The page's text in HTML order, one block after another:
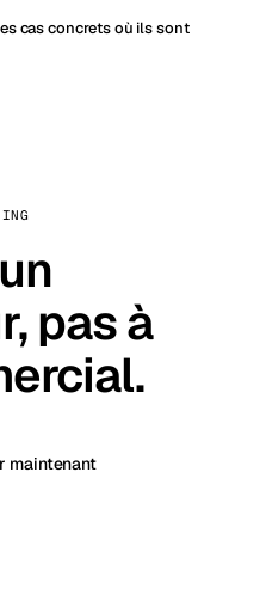
cas concrets où ils sont
pas à
maintenant